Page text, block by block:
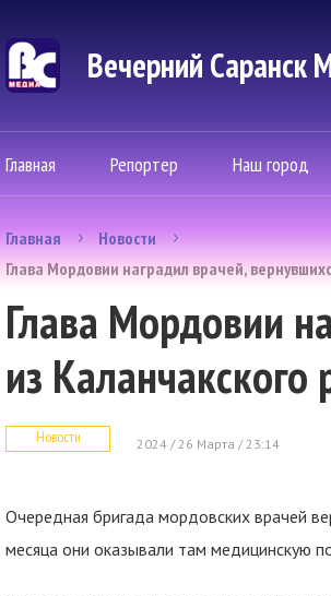
Вечерний Саранск
Главная Репортер Наш город
Главная
Новости
Глава Мордовии наградил врачей,
Глава Мордовии
из Каланчакского
Новости 2024 / 26 Марта / 23:14
Очередная бригада мордовских врачей
месяца они оказывали там медицинскую